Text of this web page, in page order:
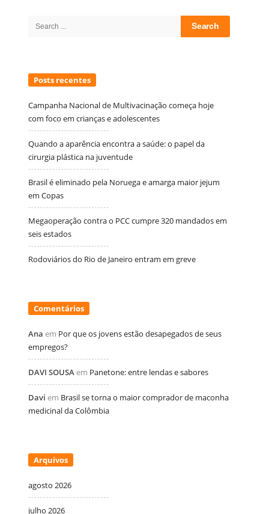
Posts recentes
Campanha Nacional de Multivacinação começa hoje
com foco em crianças e adolescentes
Quando a aparência encontra a saúde: o papel da
cirurgia plástica na juventude
Brasil é eliminado pela Noruega e amarga maior jejum
em Copas
Megaoperação contra o PCC cumpre 320 mandados em
seis estados
Rodoviários do Rio de Janeiro entram em greve
Comentários
Ana em Por que os jovens estão desapegados de seus
empregos?
DAVI SOUSA em Panetone: entre lendas e sabores
Davi em Brasil se torna o maior comprador de maconha
medicinal da Colômbia
Arquivos
agosto 2026
julho 2026